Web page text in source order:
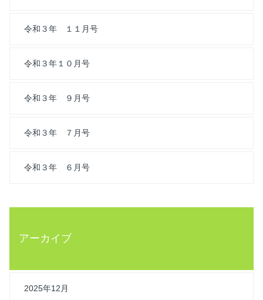
令和３年 １１月号
令和３年１０月号
令和３年 ９月号
令和３年 ７月号
令和３年 ６月号
アーカイブ
2025年12月